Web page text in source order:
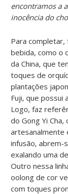
encontramos a
inocência do
Para completar,
bebida, como o
da China, que
toques de
plantações
Fuji, que possui
Logo, faz
do Gong Yi
artesanalmente
infusão, abrem-
exalando uma
Outro nessa
oolong de cor
com toques